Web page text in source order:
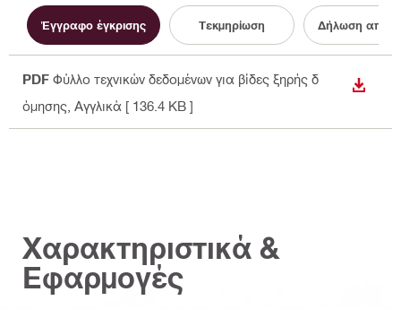
Έγγραφο έγκρισης Τεκμηρίωση Δήλωση
PDF Φύλλο τεχνικών δεδομένων για βίδες ξηρής δ
όμησης , Αγγλικά [ 136.4 KB ]
ΛΉΨΗ
Χαρακτηριστικά &
Εφαρμογές